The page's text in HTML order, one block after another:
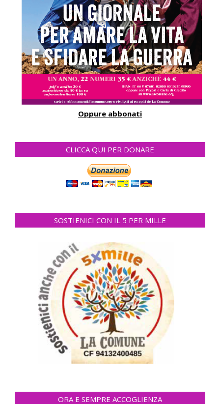
Oppure abbonati
CLICCA QUI PER DONARE
SOSTIENICI CON IL 5 PER MILLE
ORA E SEMPRE ACCOGLIENZA